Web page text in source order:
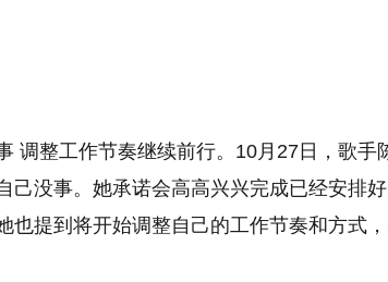
调整工作节奏继续前行。10月27日，歌手
己没事。她承诺会高高兴兴完成已经安排
也提到将开始调整自己的工作节奏和方式